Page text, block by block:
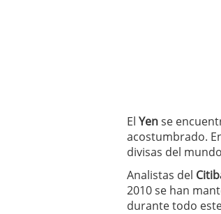
El Yense
acostumbrado.
divisas del
Analistas del
2010 se han
durante todo